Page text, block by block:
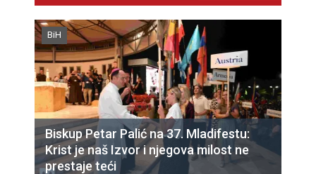
BiH
Biskup Petar Palić na 37. Mladifestu:
Krist je naš Izvor i njegova milost ne
prestaje teći